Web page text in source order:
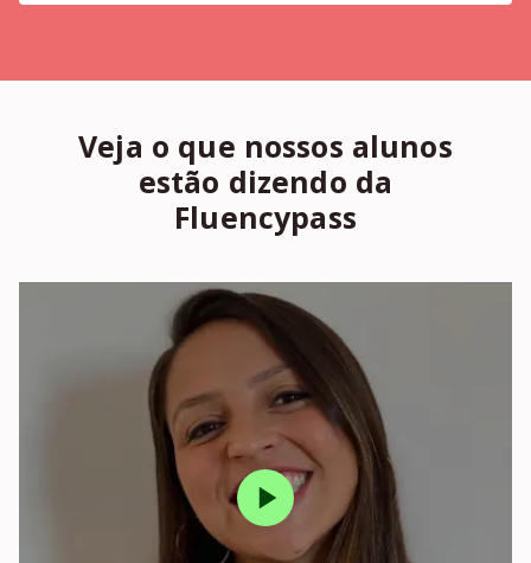
Veja o que nossos alunos
estão dizendo da
Fluencypass